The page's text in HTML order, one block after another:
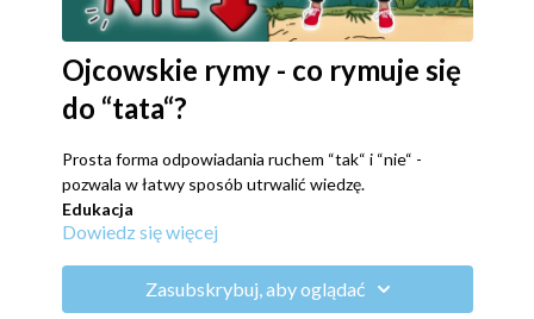
Ojcowskie rymy - co rymuje się
do “tata“?
Prosta forma odpowiadania ruchem “tak“ i “nie“ -
pozwala w łatwy sposób utrwalić wiedzę.
Edukacja
Zabawa z rymami - ćwiczy słuch i czas reakcji.
wzmacnianie stóp (wspięcia na palce)
ćwiczenia siłowe (przysiady)
Dowiedz się więcej
Zasubskrybuj, aby oglądać